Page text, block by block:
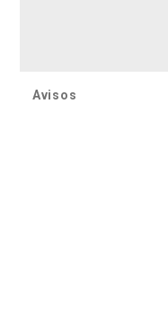
Avisos